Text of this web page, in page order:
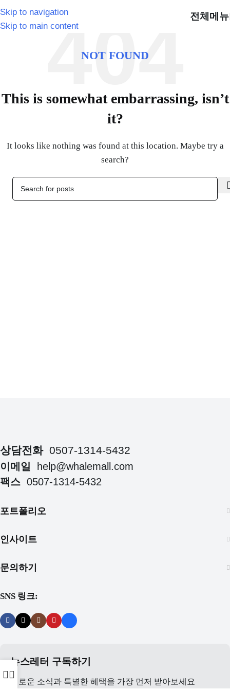
Skip to navigation
Skip to main content
전체메뉴
NOT FOUND
This is somewhat embarrassing, isn’t
it?
It looks like nothing was found at this location. Maybe try a
search?
상담전화 0507-1314-5432
이메일
help@whalemall.com
팩스 0507-1314-5432
포트폴리오
인사이트
문의하기
SNS 링크:
뉴스레터 구독하기
새로운 소식과 특별한 혜택을 가장 먼저 받아보세요